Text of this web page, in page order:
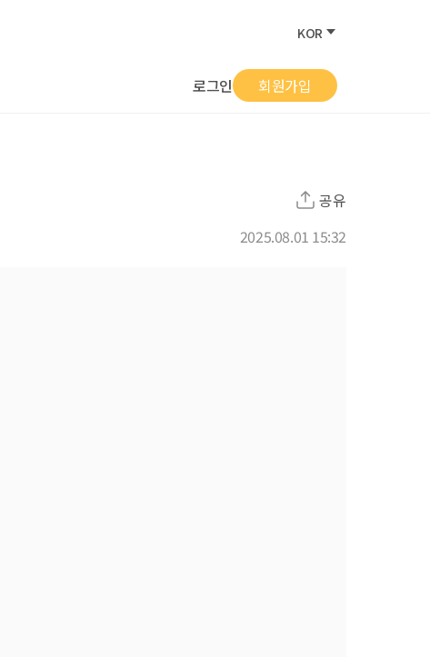
KOR
로그인 회원가입
공유
2025.08.01 15:32